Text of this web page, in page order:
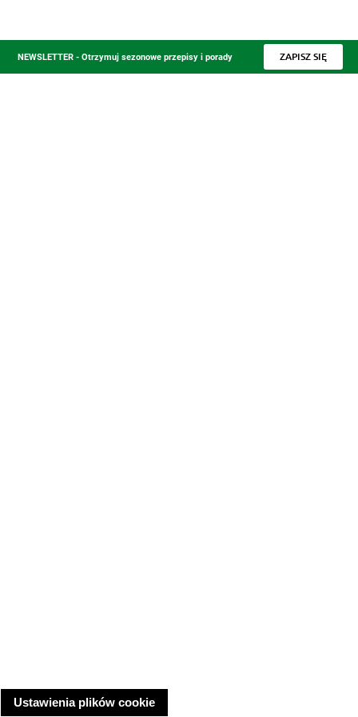
Ustawienia plików cookie
NEWSLETTER - Otrzymuj sezonowe przepisy i porady ZAPISZ SIĘ